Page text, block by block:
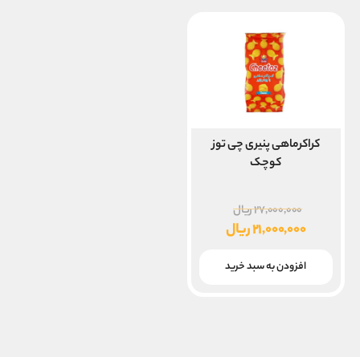
کراکرماهی پنیری چی توز
کوچک
۲۷,۰۰۰,۰۰۰ریال
اصلی
بود.
۲۱,۰۰۰,۰۰۰ریال
فعلی
افزودن به سبد خرید